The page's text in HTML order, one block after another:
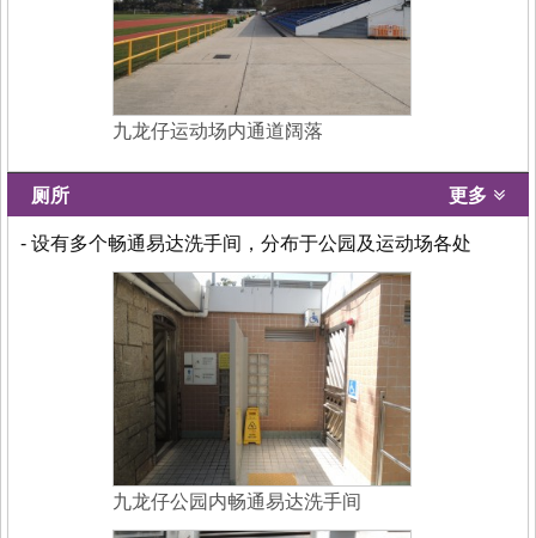
九龙仔运动场内通道阔落
厕所 更多
- 设有多个畅通易达洗手间，分布于公园及运动场各处
九龙仔公园内畅通易达洗手间